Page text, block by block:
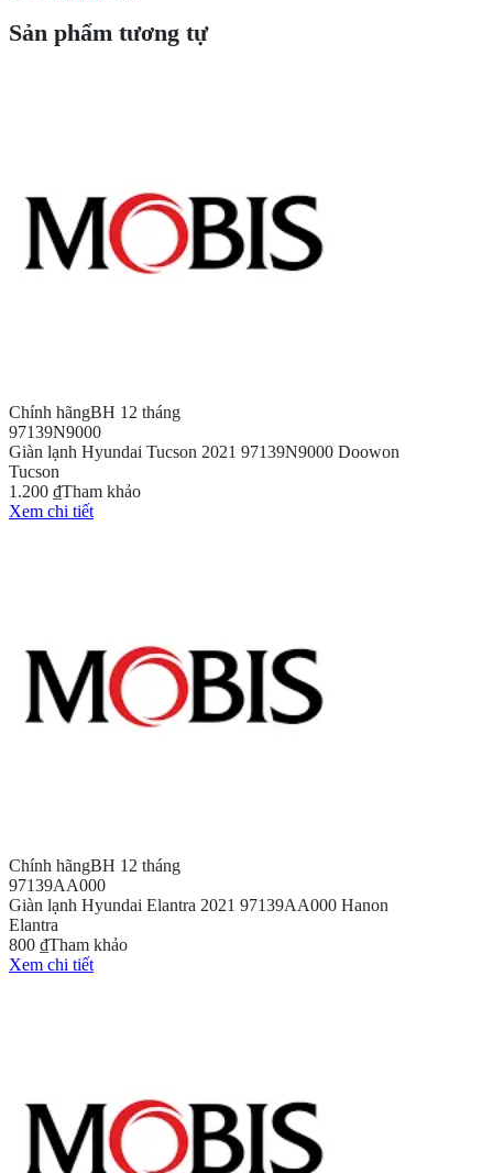
Sản phẩm tương tự
Chính hãngBH 12 tháng
97139N9000
Giàn lạnh Hyundai Tucson 2021 97139N9000 Doowon
Tucson
1.200 ₫Tham khảo
Xem chi tiết
Chính hãngBH 12 tháng
97139AA000
Giàn lạnh Hyundai Elantra 2021 97139AA000 Hanon
Elantra
800 ₫Tham khảo
Xem chi tiết